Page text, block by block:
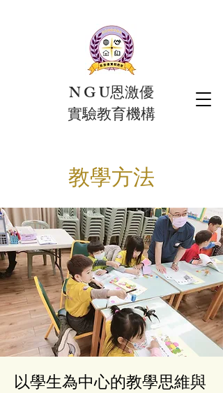
N G U恩激優
實驗教育機構
​教學方法
​以學生為中心的教學思維與